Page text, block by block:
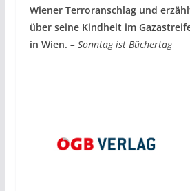
Wiener Terroranschlag und
über seine Kindheit im
in Wien. – Sonntag ist Büchertag